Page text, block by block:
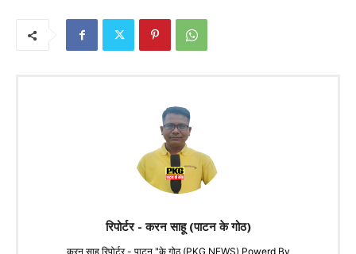
रिपोर्टर - करन साहू (पाटन के गोठ)
करन साहू रिपोर्टर - पाटन "के गोठ (PKG NEWS) Powerd By